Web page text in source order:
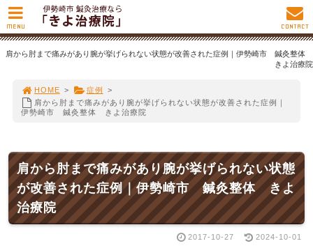
肩から肘まで痛みがあり腕が挙げられない状態が改善された症例｜伊勢崎市 鍼灸整体
きよ治療院
HOME > 症例
>
肩から肘まで痛みがあり腕が挙げられない状態が改善された症例｜
伊勢崎市 鍼灸整体 きよ治療院
肩から肘まで痛みがあり腕が挙げられない状態
が改善された症例｜伊勢崎市 鍼灸整体 きよ
治療院
2017-10-27 2024-10-01
MENU CONTACT